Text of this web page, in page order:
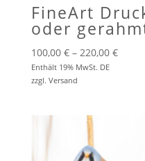
FineArt
oder
100,00 € – 220,00 €
Enthält 19% MwSt. DE
zzgl. Versand